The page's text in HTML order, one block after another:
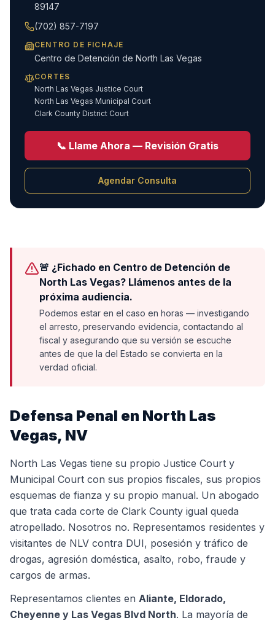
89147
(702) 857-7197
CENTRO DE FICHAJE
Centro de Detención de North Las Vegas
CORTES
North Las Vegas Justice Court
North Las Vegas Municipal Court
Clark County District Court
📞 Llame Ahora — Revisión Gratis
Agendar Consulta
🚨 ¿Fichado en Centro de Detención de
North Las Vegas? Llámenos antes de la
próxima audiencia.
Podemos estar en el caso en horas — investigando
el arresto, preservando evidencia, contactando al
fiscal y asegurando que su versión se escuche
antes de que la del Estado se convierta en la
verdad oficial.
Defensa Penal en North Las
Vegas, NV
North Las Vegas tiene su propio Justice Court y
Municipal Court con sus propios fiscales, sus propios
esquemas de fianza y su propio manual. Un abogado
que trata cada corte de Clark County igual queda
atropellado. Nosotros no. Representamos residentes y
visitantes de NLV contra DUI, posesión y tráfico de
drogas, agresión doméstica, asalto, robo, fraude y
cargos de armas.
Representamos clientes en Aliante, Eldorado,
Cheyenne y Las Vegas Blvd North. La mayoría de